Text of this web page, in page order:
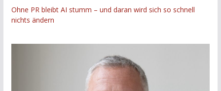
Ohne PR bleibt AI stumm – und daran wird sich so schnell
nichts ändern